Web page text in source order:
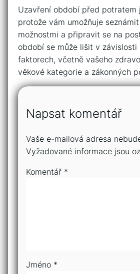
Uzavření období před potratem
protože vám umožňuje
možnostmi a připravit se na
období se může lišit v závislosti
faktorech, včetně vašeho
věkové kategorie a zákonných
Napsat komentář
Vaše e-mailová adresa
Vyžadované informace jsou
Komentář *
Jméno *